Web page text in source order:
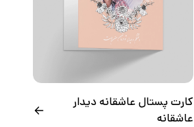
کارت پستال عاشقانه دیدار
عاشقانه